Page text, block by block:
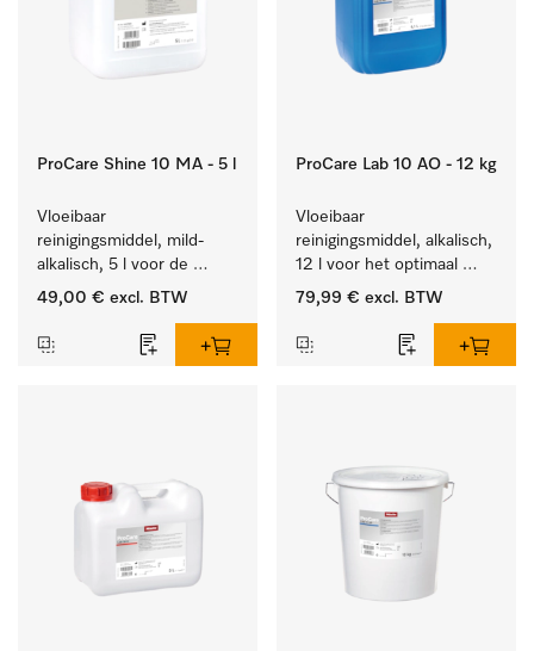
ProCare Shine 10 MA - 5 l
Vloeibaar
reinigingsmiddel, mild-
alkalisch, 5 l voor de
reiniging van lichte
bestek en glazen.
49,00 € excl. BTW
ProCare Lab 10 AO - 12 kg
Vloeibaar
reinigingsmiddel, alkalisch,
12 l voor het optimaal
behandelen van
79,99 € excl. BTW